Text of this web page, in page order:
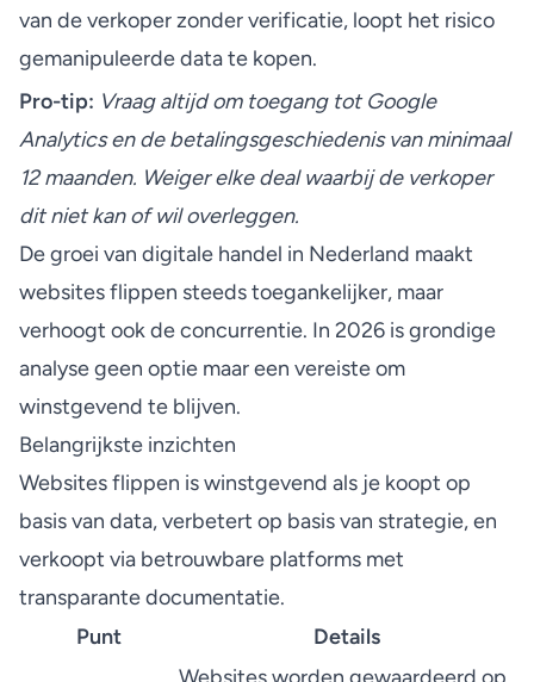
van de verkoper zonder verificatie, loopt het risico
gemanipuleerde data te kopen.
Pro-tip: Vraag altijd om toegang tot Google
Analytics en de betalingsgeschiedenis van minimaal
12 maanden. Weiger elke deal waarbij de verkoper
dit niet kan of wil overleggen.
De groei van digitale handel in Nederland maakt
websites flippen steeds toegankelijker, maar
verhoogt ook de concurrentie. In 2026 is grondige
analyse geen optie maar een vereiste om
winstgevend te blijven.
Belangrijkste inzichten
Websites flippen is winstgevend als je koopt op
basis van data, verbetert op basis van strategie, en
verkoopt via betrouwbare platforms met
transparante documentatie.
Punt
Details
Websites worden gewaardeerd op